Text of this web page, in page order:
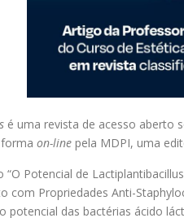
é uma revista de acesso aberto
on-line pela MDPI, uma
“O Potencial de
com Propriedades Anti-
potencial das bactérias ácido